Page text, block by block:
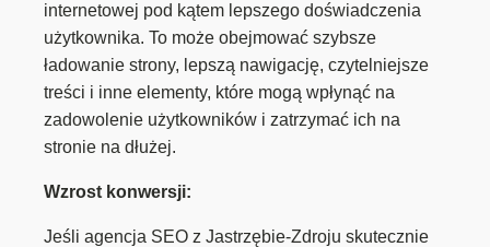
internetowej pod kątem lepszego doświadczenia
użytkownika. To może obejmować szybsze
ładowanie strony, lepszą nawigację, czytelniejsze
treści i inne elementy, które mogą wpłynąć na
zadowolenie użytkowników i zatrzymać ich na
stronie na dłużej.
Wzrost konwersji:
Jeśli agencja SEO z Jastrzębie-Zdroju skutecznie